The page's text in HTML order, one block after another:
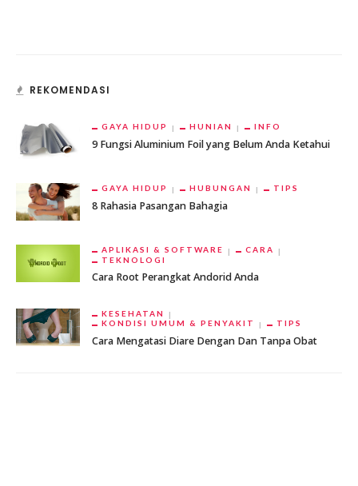
REKOMENDASI
GAYA HIDUP HUNIAN INFO
9 Fungsi Aluminium Foil yang Belum Anda Ketahui
GAYA HIDUP HUBUNGAN TIPS
8 Rahasia Pasangan Bahagia
APLIKASI & SOFTWARE
CARA
TEKNOLOGI
Cara Root Perangkat Andorid Anda
KESEHATAN
KONDISI UMUM & PENYAKIT
TIPS
Cara Mengatasi Diare Dengan Dan Tanpa Obat